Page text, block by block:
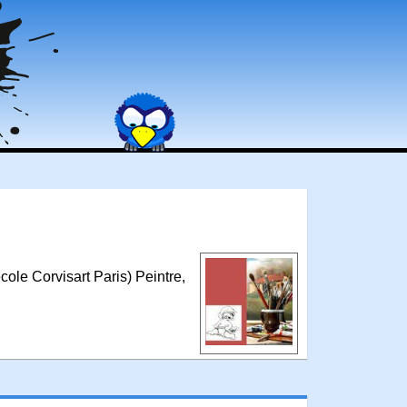
Corvisart Paris) Peintre,